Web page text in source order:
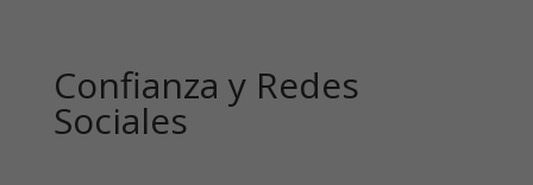
Confianza y Redes
Sociales